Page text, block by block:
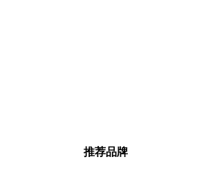
推荐品牌